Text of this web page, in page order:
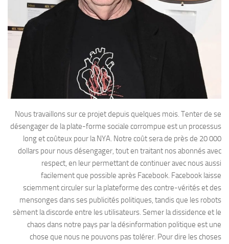
Nous travaillons sur ce projet depuis quelques mois. Tenter de se
désengager de la plate-forme sociale corrompue est un processus
long et coûteux pour la NYA. Notre coût sera de près de 20 000
dollars pour nous désengager, tout en traitant nos abonnés avec
respect, en leur permettant de continuer avec nous aussi
facilement que possible après Facebook. Facebook laisse
sciemment circuler sur la plateforme des contre-vérités et des
mensonges dans ses publicités politiques, tandis que les robots
sèment la discorde entre les utilisateurs. Semer la dissidence et le
chaos dans notre pays par la désinformation politique est une
chose que nous ne pouvons pas tolérer. Pour dire les choses